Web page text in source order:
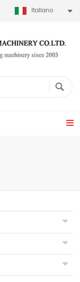
Italiano